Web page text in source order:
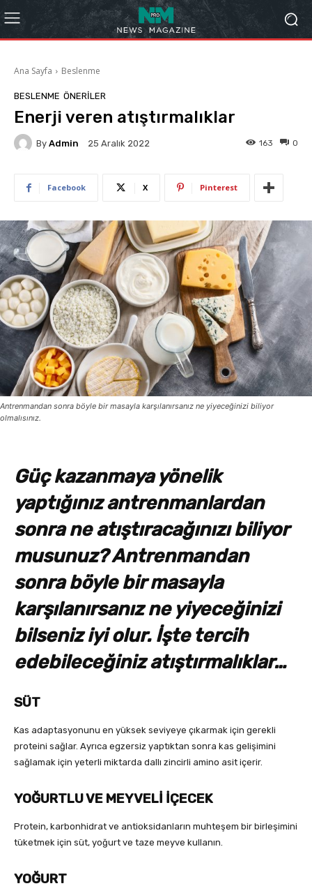
Ana Sayfa Beslenme
BESLENME ÖNERILER
Enerji veren atıştırmalıklar
By Admin 25 Aralık 2022 0
163
Facebook X Pinterest
Antrenmandan sonra böyle bir masayla karşılanırsanız ne yiyeceğinizi biliyor
olmalısınız.
Güç kazanmaya yönelik
yaptığınız antrenmanlardan
sonra ne atıştıracağınızı biliyor
musunuz? Antrenmandan
sonra böyle bir masayla
karşılanırsanız ne yiyeceğinizi
bilseniz iyi olur. İşte tercih
edebileceğiniz atıştırmalıklar…
SÜT
Kas adaptasyonunu en yüksek seviyeye çıkarmak için gerekli
proteini sağlar. Ayrıca egzersiz yaptıktan sonra kas gelişimini
sağlamak için yeterli miktarda dallı zincirli amino asit içerir.
YOĞURTLU VE MEYVELİ İÇECEK
Protein, karbonhidrat ve antioksidanların muhteşem bir birleşimini
tüketmek için süt, yoğurt ve taze meyve kullanın.
YOĞURT